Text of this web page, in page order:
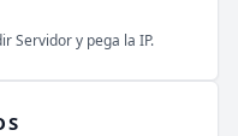
Servidor y pega la IP.